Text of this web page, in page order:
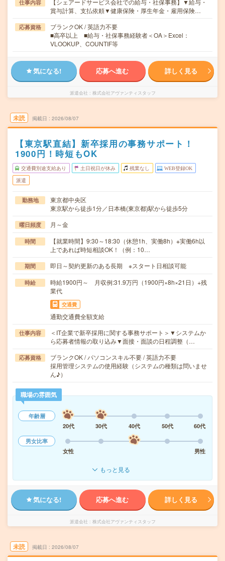
仕事内容
【シェアードサービス会社での給与・社保事務】▼給与・
賞与計算、支払依頼▼健康保険・厚生年金・雇用保険…
応募資格
ブランクOK / 英語力不要
■高卒以上 ■給与・社保事務経験者＜OA＞Excel：
VLOOKUP、COUNTIF等
気になる! 応募へ進む 詳しく見る
派遣会社 株式会社アヴァンティスタッフ
未読 掲載日 2026/08/07
【東京駅直結】新卒採用の事務サポート！
1900円！時短もOK
交通費別途支給あり 土日祝日が休み 残業なし WEB登録OK
派遣
勤務地
東京都中央区
東京駅から徒歩1分／日本橋(東京都)駅から徒歩5分
曜日頻度 月～金
時間
【就業時間】9:30～18:30（休憩1h、実働8h）※実働6h以
上であれば時短相談OK！（例：10…
期間 即日～契約更新のある長期 ※スタート日相談可能
時給
時給1900円～ 月収例:31.9万円（1900円×8h×21日）+残
業代
交通費
通勤交通費全額支給
仕事内容
＜IT企業で新卒採用に関する事務サポート＞▼システムか
ら応募者情報の取り込み▼面接・面談の日程調整（…
応募資格
ブランクOK / パソコンスキル不要 / 英語力不要
採用管理システムの使用経験（システムの種類は問いませ
ん♪）
職場の雰囲気
年齢層
20代
30代 40代 50代
60代
男女比率
女性
男性
もっと見る
気になる! 応募へ進む 詳しく見る
派遣会社 株式会社アヴァンティスタッフ
未読 掲載日 2026/08/07